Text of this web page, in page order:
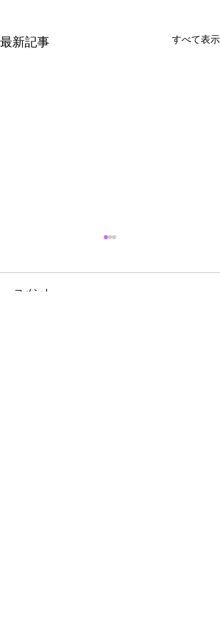
最新記事 すべて表示
コメント